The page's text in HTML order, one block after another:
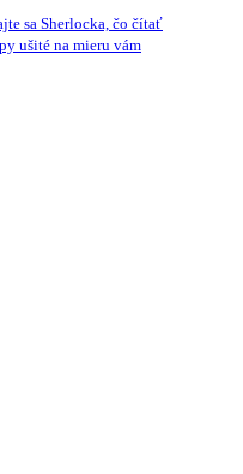
sa Sherlocka, čo čítať
ušité na mieru vám